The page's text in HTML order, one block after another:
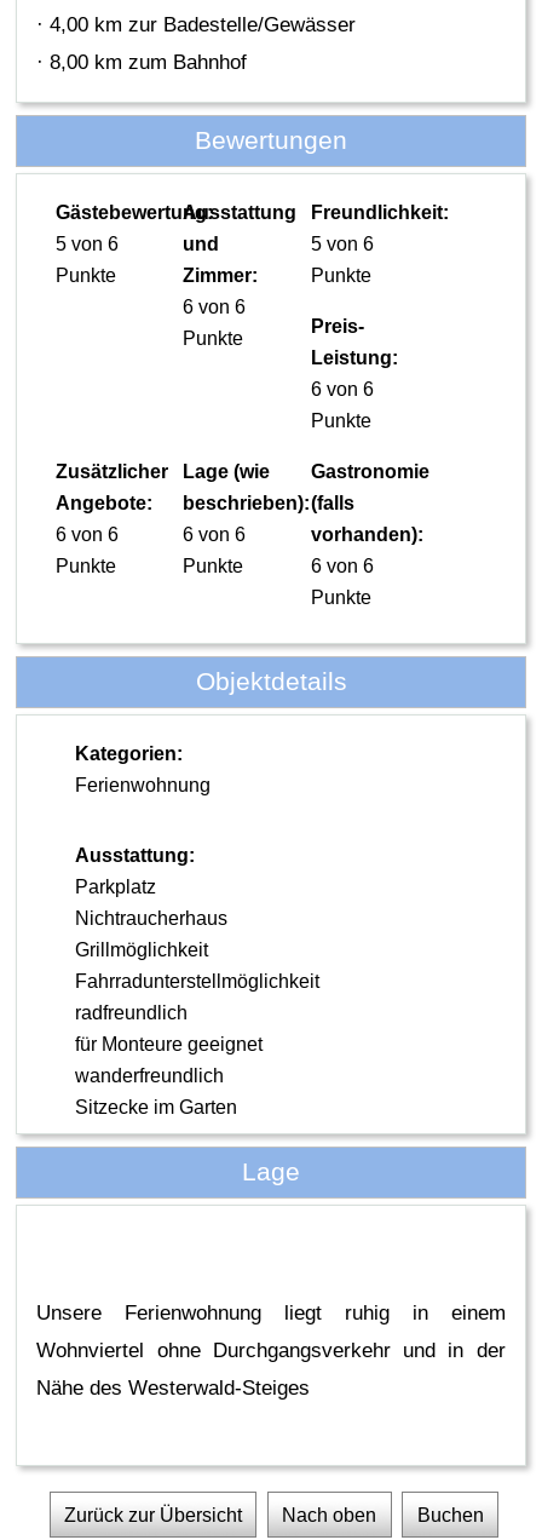
· 4,00 km zur Badestelle/Gewässer
· 8,00 km zum Bahnhof
Bewertungen
Gästebewertung:
5 von 6
Punkte
Ausstattung
und
Zimmer:
6 von 6
Punkte
Freundlichkeit:
5 von 6
Punkte
Preis-
Leistung:
6 von 6
Punkte
Zusätzlicher
Angebote:
6 von 6
Punkte
Lage (wie
beschrieben):
6 von 6
Punkte
Gastronomie
(falls
vorhanden):
6 von 6
Punkte
Objektdetails
Kategorien:
Ferienwohnung
Ausstattung:
Parkplatz
Nichtraucherhaus
Grillmöglichkeit
Fahrradunterstellmöglichkeit
radfreundlich
für Monteure geeignet
wanderfreundlich
Sitzecke im Garten
Lage
Unsere Ferienwohnung liegt ruhig in einem
Wohnviertel ohne Durchgangsverkehr und in der
Nähe des Westerwald-Steiges
Zurück zur Übersicht Nach oben Buchen